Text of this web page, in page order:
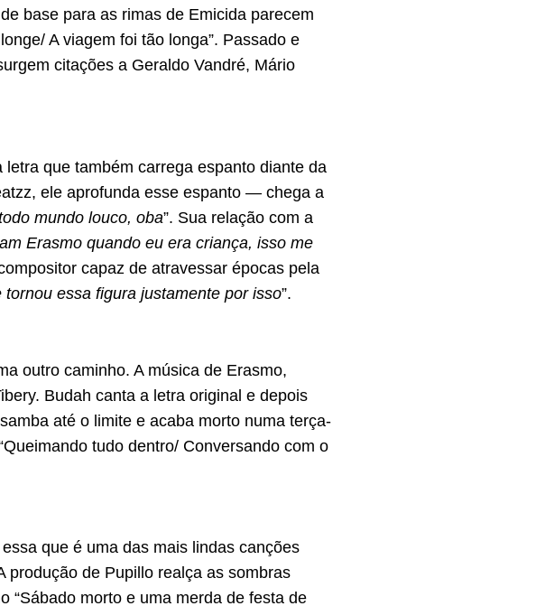
base para as rimas de Emicida parecem
A viagem foi tão longa”. Passado e
citações a Geraldo Vandré, Mário
letra que também carrega espanto diante da
ele aprofunda esse espanto — chega a
mundo louco, oba”. Sua relação com a
Erasmo quando eu era criança, isso me
capaz de atravessar épocas pela
essa figura justamente por isso”.
outro caminho. A música de Erasmo,
Budah canta a letra original e depois
até o limite e acaba morto numa terça-
tudo dentro/ Conversando com o
que é uma das mais lindas canções
produção de Pupillo realça as sombras
“Sábado morto e uma merda de festa de